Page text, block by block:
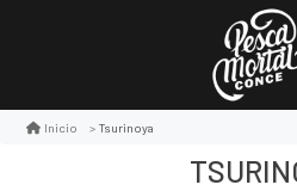
Inicio Tsurinoya